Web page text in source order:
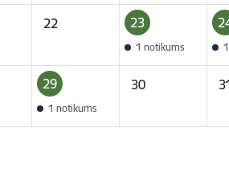
22 23
1 notikums
29
1 notikums
30